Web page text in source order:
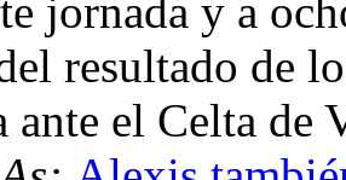
jornada y a
resultado de
ante el Celta